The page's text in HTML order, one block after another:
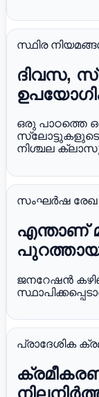
സ്ഥിര
ദിവസ,
ഒരു പാഠത്തെ
സ്ലോട്ടുകളുടെ
നിശ്ചല
സംഘർഷ രേഖ
എന്താണ്
ജനറേഷൻ
പ്രാദേശിക